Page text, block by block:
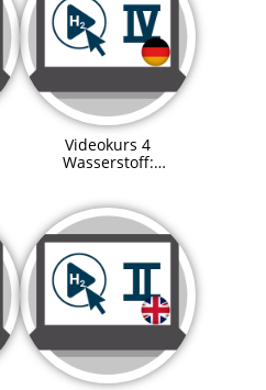
Videokurs 4
Wasserstoff: